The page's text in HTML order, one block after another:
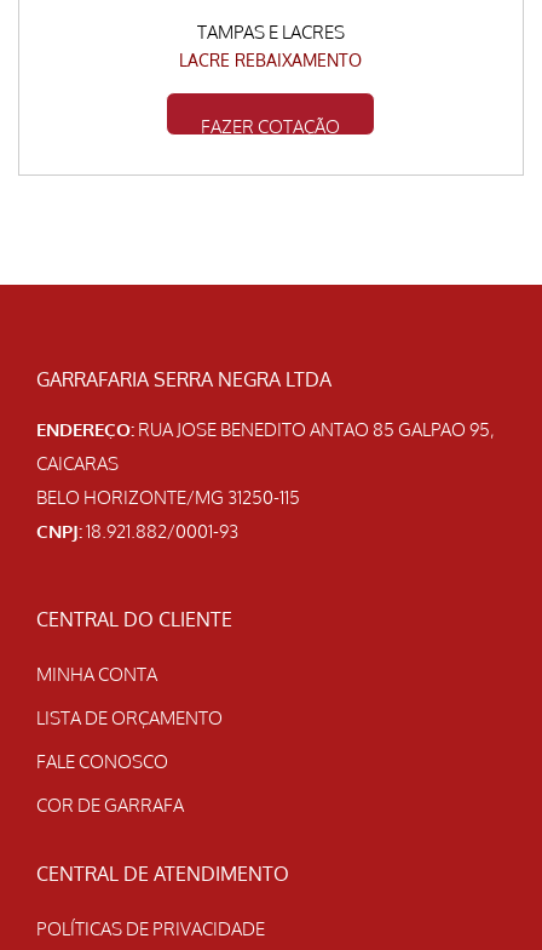
TAMPAS E LACRES
LACRE REBAIXAMENTO
FAZER COTAÇÃO
GARRAFARIA SERRA NEGRA LTDA
ENDEREÇO: RUA JOSE BENEDITO ANTAO 85 GALPAO 95,
CAICARAS
BELO HORIZONTE/MG 31250-115
CNPJ:18.921.882/0001-93
CENTRAL DO CLIENTE
MINHA CONTA
LISTA DE ORÇAMENTO
FALE CONOSCO
COR DE GARRAFA
CENTRAL DE ATENDIMENTO
POLÍTICAS DE PRIVACIDADE